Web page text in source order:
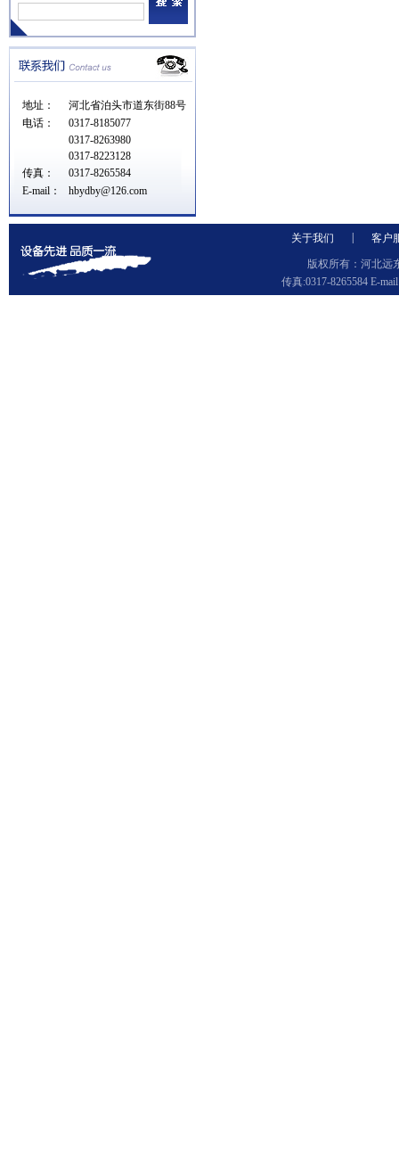
地址：
河北省泊头市道东街88号
电话：
0317-8185077
0317-8263980
0317-8223128
传真：
0317-8265584
E-mail：
hbydby@126.com
关于我们 客户
版权所有：河北远
传真:0317-8265584 E-